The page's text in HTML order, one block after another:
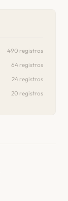
490 registros
64 registros
24 registros
20 registros